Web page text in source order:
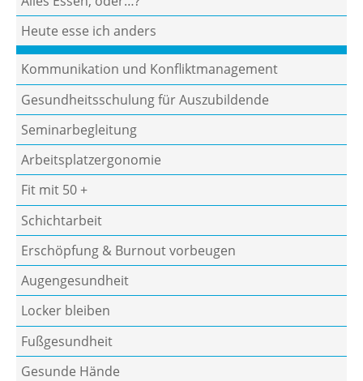
Heute esse ich anders
Kommunikation und Konfliktmanagement
Gesundheitsschulung für Auszubildende
Seminarbegleitung
Arbeitsplatzergonomie
Fit mit 50 +
Schichtarbeit
Erschöpfung & Burnout vorbeugen
Augengesundheit
Locker bleiben
Fußgesundheit
Gesunde Hände